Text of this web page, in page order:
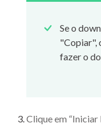
Se o
"Copiar",
fazer o
Clique em